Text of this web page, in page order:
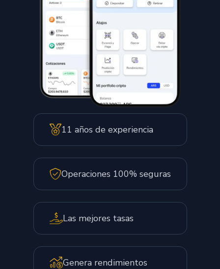
11 años de experiencia
Operaciones 100% seguras
Las mejores tasas
Genera rendimientos